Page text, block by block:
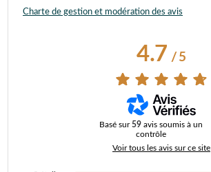
Charte de gestion et modération des avis
4.7/ 5
Basé sur59 avis soumis à un
contrôle
Voir tous les avis sur ce site